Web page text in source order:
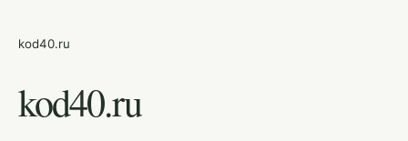
kod40.ru
kod40.ru